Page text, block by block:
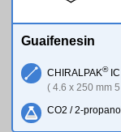
Guaifenesin
CHIRALPAK®IC
( 4.6 x 250 mm
CO2 / 2-